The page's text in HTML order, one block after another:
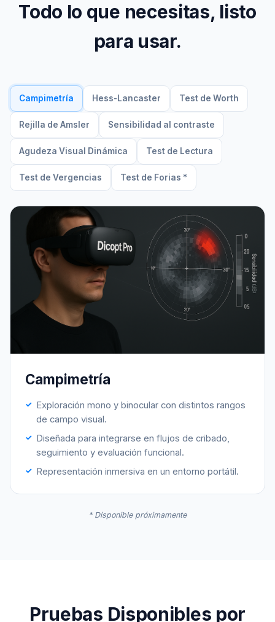
Todo lo que necesitas, listo
para usar.
Campimetría Hess-Lancaster Test de Worth
Rejilla de Amsler Sensibilidad al contraste
Agudeza Visual Dinámica Test de Lectura
Test de Vergencias Test de Forias *
Campimetría
Exploración mono y binocular con distintos rangos
de campo visual.
Diseñada para integrarse en flujos de cribado,
seguimiento y evaluación funcional.
Representación inmersiva en un entorno portátil.
* Disponible próximamente
Pruebas Disponibles por